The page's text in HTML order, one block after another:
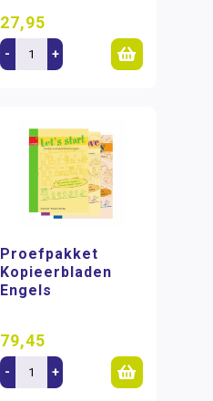
27,95
- +
Proefpakket
Kopieerbladen
Engels
79,45
- +